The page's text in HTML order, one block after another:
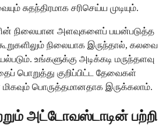
சுதந்திரமாக சரிசெய்ய முடியும்.
நிலையான அளவுகளைப் பயன்படுத்த
நிலையாக இருந்தால், கலவை
உங்களுக்கு அடிக்கடி மருந்தளவு
பொறுத்து குறிப்பிட்ட தேவைகள்
மிகவும் பொருத்தமானதாக இருக்கலாம்.
அட்டோவஸ்டாடின் பற்றி